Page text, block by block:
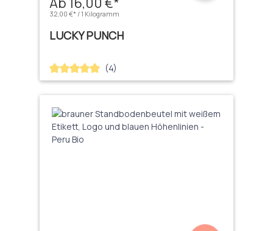
32,00 €* / 1 Kilogramm
LUCKY PUNCH
Durchschnittliche Bewertung von 5 von 5 Sternen
(4)